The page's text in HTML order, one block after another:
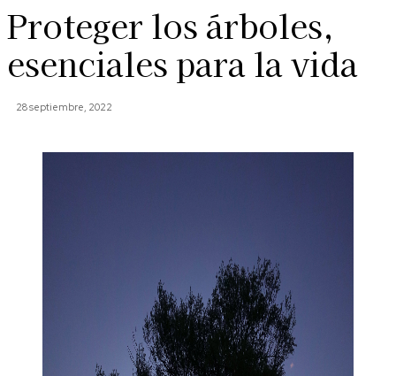
Proteger los árboles,
esenciales para la vida
28 septiembre, 2022